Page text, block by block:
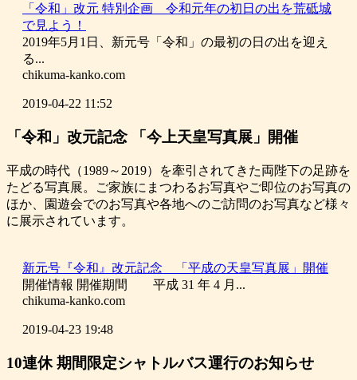
「令和」改元 特別企画 令和元年の初日の出を荒砥城
で見よう！
2019年5月1日、新元号「令和」の最初の日の出を迎え
る...
chikuma-kanko.com
2019-04-22 11:52
「令和」改元記念 「今上天皇写真展」開催
平成の時代（1989～2019）を牽引されてきた両陛下の足跡を
たどる写真展。ご家族にまつわるお写真やご即位のお写真の
ほか、園遊会でのお写真や各地へのご訪問のお写真など様々
に展示されています。
新元号『令和』改元記念 「平成の天皇写真展」開催
開催情報 開催期間 平成 31 年 4 月...
chikuma-kanko.com
2019-04-23 19:48
10連休 期間限定シャトルバス運行のお知らせ